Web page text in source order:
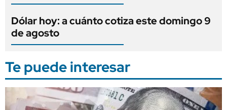
Dólar hoy: a cuánto cotiza este domingo 9
de agosto
Te puede interesar